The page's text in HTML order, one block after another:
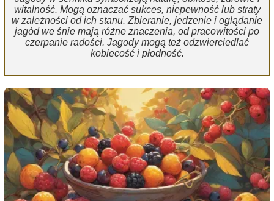
witalność. Mogą oznaczać sukces, niepewność lub straty
w zależności od ich stanu. Zbieranie, jedzenie i oglądanie
jagód we śnie mają różne znaczenia, od pracowitości po
czerpanie radości. Jagody mogą też odzwierciedlać
kobiecość i płodność.